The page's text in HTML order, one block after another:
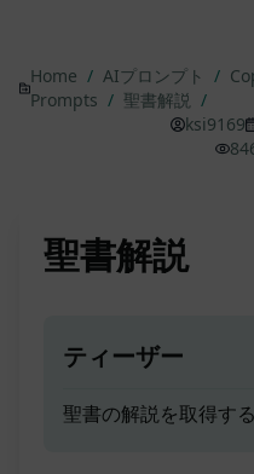
Home / AIプロンプト /
Prompts / 聖書解説 /
ksi9169
聖書解説
ティーザー
聖書の解説を取得する